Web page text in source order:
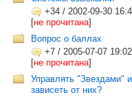
+34 / 2002-09-30
[не прочитана]
Вопрос о баллах
+7 / 2005-07-07
[не прочитана]
Управлять "Звездами"
зависеть от них?